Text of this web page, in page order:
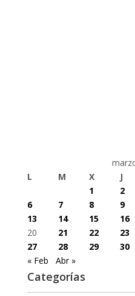
L
M X J
1
2
6
7 8 9
13
14 15 16
20
21 22 23
27
28 29 30
« Feb
Abr »
Categorías